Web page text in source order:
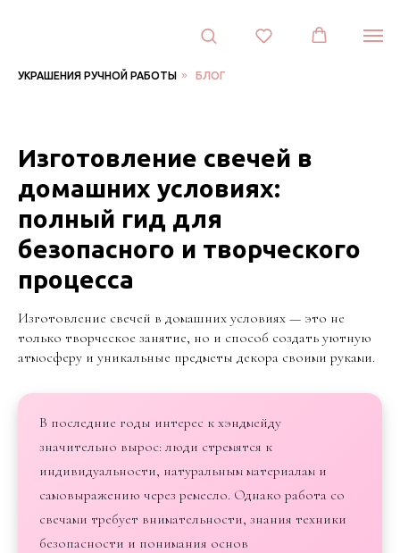
УКРАШЕНИЯ РУЧНОЙ РАБОТЫ » БЛОГ
Контакты:
14/1
196158
Санкт-
Петербург,
Телефон:+7
(921)313-
Электронная
почта:
modes.ru
Изготовление свечей в
домашних условиях:
полный гид для
безопасного и творческого
процесса
Изготовление свечей в домашних условиях — это не
только творческое занятие, но и способ создать уютную
атмосферу и уникальные предметы декора своими руками.
В последние годы интерес к хэндмейду
значительно вырос: люди стремятся к
индивидуальности, натуральным материалам и
самовыражению через ремесло. Однако работа со
свечами требует внимательности, знания техники
безопасности и понимания основ